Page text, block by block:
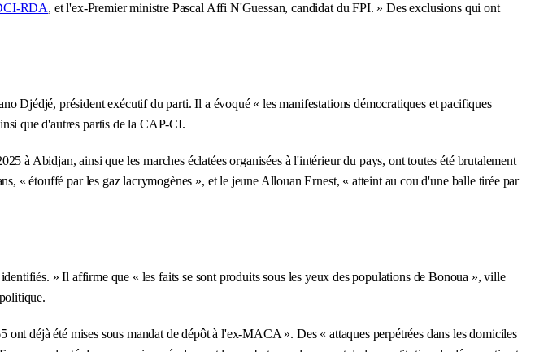
RDA, et l'ex-Premier ministre Pascal Affi N'Guessan, candidat du FPI. » Des exclusions qui ont
Djédjé, président exécutif du parti. Il a évoqué « les manifestations démocratiques et pacifiques
que d'autres partis de la CAP-CI.
à Abidjan, ainsi que les marches éclatées organisées à l'intérieur du pays, ont toutes été brutalement
« étouffé par les gaz lacrymogènes », et le jeune Allouan Ernest, « atteint au cou d'une balle tirée par
» Il affirme que « les faits se sont produits sous les yeux des populations de Bonoua », ville
déjà été mises sous mandat de dépôt à l'ex-MACA ». Des « attaques perpétrées dans les domiciles